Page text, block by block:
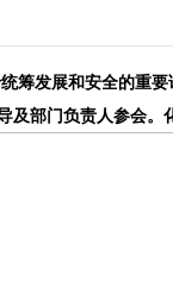
的重要论述，
部门负责人参会